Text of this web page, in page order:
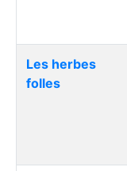
Les herbes
folles